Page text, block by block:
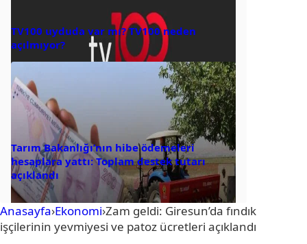
TV100 uyduda var mı? TV100 neden
açılmıyor?
Tarım Bakanlığı’nın hibe ödemeleri
hesaplara yattı: Toplam destek tutarı
açıklandı
Anasayfa›Ekonomi›Zam geldi: Giresun’da fındık
işçilerinin yevmiyesi ve patoz ücretleri açıklandı